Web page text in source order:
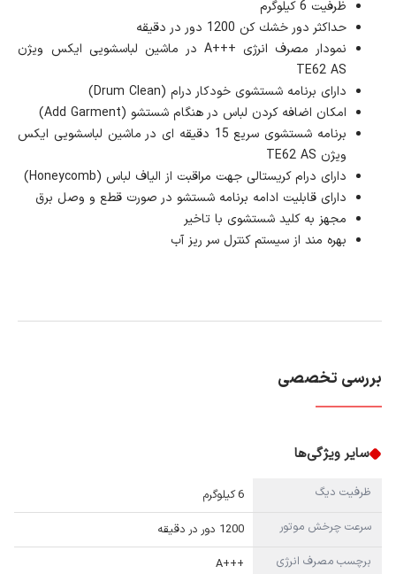
ظرفیت 6 كیلوگرم
حداكثر دور خشك كن 1200 دور در دقیقه
نمودار مصرف انرژی +++A در ماشین لباسشویی ایکس ویژن
TE62 AS
دارای برنامه شستشوی خودكار درام (Drum Clean)
امكان اضافه كردن لباس در هنگام شستشو (Add Garment)
برنامه شستشوی سریع 15 دقیقه ای در ماشین لباسشویی ایکس
ویژن TE62 AS
دارای درام كریستالی جهت مراقبت از الیاف لباس (Honeycomb)
دارای قابلیت ادامه برنامه شستشو در صورت قطع و وصل برق
مجهز به كلید شستشوی با تاخیر
بهره مند از سیستم كنترل سر ریز آب
بررسی تخصصی
سایر ویژگی‌ها
ظرفیت دیگ
6 کیلوگرم
سرعت چرخش موتور
1200 دور در دقیقه
برچسب مصرف انرژی
+++A